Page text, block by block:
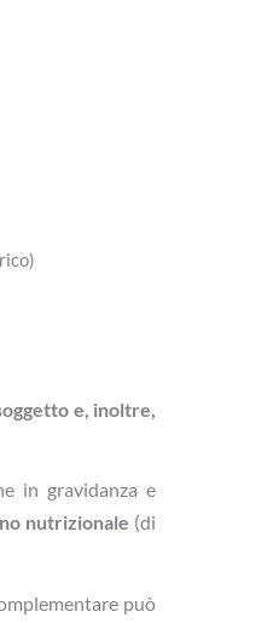
e, inoltre,
in gravidanza e
nutrizionale (di
può